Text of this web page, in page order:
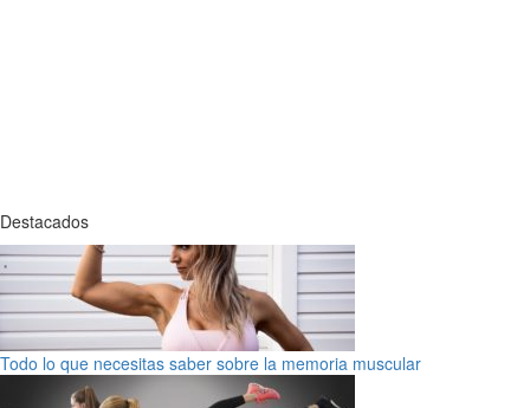
Destacados
Todo lo que necesitas saber sobre la memoria muscular